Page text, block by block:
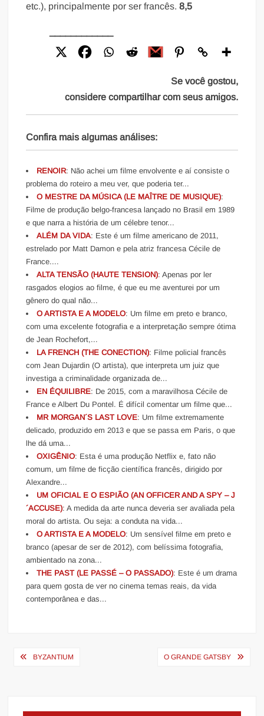
etc.), principalmente por ser francês.8,5
Se você gostou,
considere compartilhar com seus amigos.
Confira mais algumas análises:
RENOIR: Não achei um filme envolvente e aí consiste o
problema do roteiro a meu ver, que poderia ter...
O MESTRE DA MÚSICA (LE MAÎTRE DE MUSIQUE):
Filme de produção belgo-francesa lançado no Brasil em 1989
e que narra a história de um célebre tenor...
ALÉM DA VIDA: Este é um filme americano de 2011,
estrelado por Matt Damon e pela atriz francesa Cécile de
France....
ALTA TENSÃO (HAUTE TENSION): Apenas por ler
rasgados elogios ao filme, é que eu me aventurei por um
gênero do qual não...
O ARTISTA E A MODELO: Um filme em preto e branco,
com uma excelente fotografia e a interpretação sempre ótima
de Jean Rochefort,...
LA FRENCH (THE CONECTION): Filme policial francês
com Jean Dujardin (O artista), que interpreta um juiz que
investiga a criminalidade organizada de...
EN ÉQUILIBRE: De 2015, com a maravilhosa Cécile de
France e Albert Du Pontel. É difícil comentar um filme que...
MR MORGAN´S LAST LOVE: Um filme extremamente
delicado, produzido em 2013 e que se passa em Paris, o que
lhe dá uma...
OXIGÊNIO: Esta é uma produção Netflix e, fato não
comum, um filme de ficção científica francês, dirigido por
Alexandre...
UM OFICIAL E O ESPIÃO (AN OFFICER AND A SPY – J
´ACCUSE): A medida da arte nunca deveria ser avaliada pela
moral do artista. Ou seja: a conduta na vida...
O ARTISTA E A MODELO: Um sensível filme em preto e
branco (apesar de ser de 2012), com belíssima fotografia,
ambientado na zona...
THE PAST (LE PASSÉ – O PASSADO): Este é um drama
para quem gosta de ver no cinema temas reais, da vida
contemporânea e das...
Navegação
BYZANTIUM O GRANDE GATSBY